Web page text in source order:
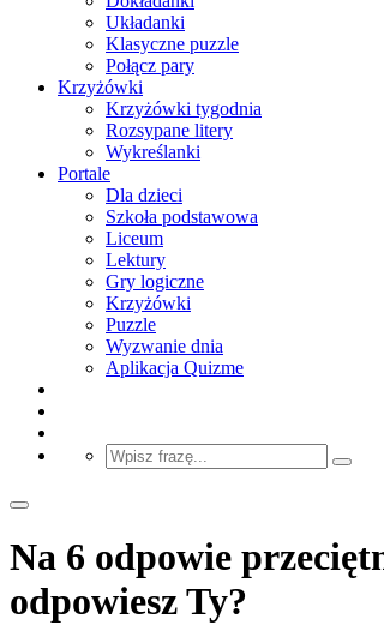
Układanki
Klasyczne puzzle
Połącz pary
Krzyżówki
Krzyżówki tygodnia
Rozsypane litery
Wykreślanki
Portale
Dla dzieci
Szkoła podstawowa
Liceum
Lektury
Gry logiczne
Krzyżówki
Puzzle
Wyzwanie dnia
Aplikacja Quizme
Na 6 odpowie
odpowiesz Ty?